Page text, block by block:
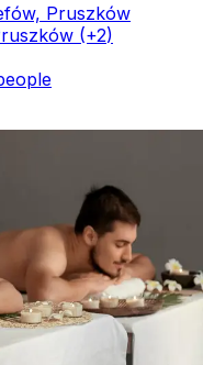
Pruszków
(+2)